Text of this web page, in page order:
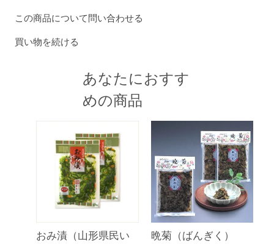
この商品について問い合わせる
買い物を続ける
あなたにおすす
めの商品
おみ漬（山形県民い
晩菊（ばんぎく）